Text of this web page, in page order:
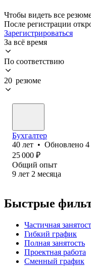
Чтобы видеть все
После регистрации
Зарегистрироваться
За всё время
По соответствию
20 резюме
Бухгалтер
40 лет • Обновлено 4
25 000 ₽
Общий опыт
9 лет 2 месяца
Быстрые
Частичная
Гибкий график
Полная занятость
Проектная работа
Сменный график